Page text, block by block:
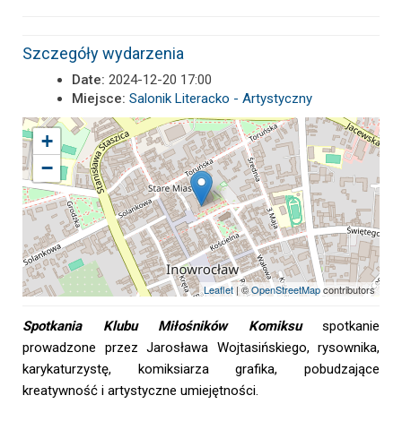
Szczegóły wydarzenia
Date: 2024-12-20 17:00
Miejsce: Salonik Literacko - Artystyczny
+
−
Leaflet| ©OpenStreetMapcontributors
Spotkania Klubu Miłośników Komiksuspotkanie
prowadzone przez Jarosława Wojtasińskiego, rysownika,
karykaturzystę, komiksiarza grafika, pobudzające
kreatywność i artystyczne umiejętności.